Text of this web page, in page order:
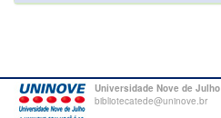
Universidade Nove de Julho
bibliotecatede@uninove.br